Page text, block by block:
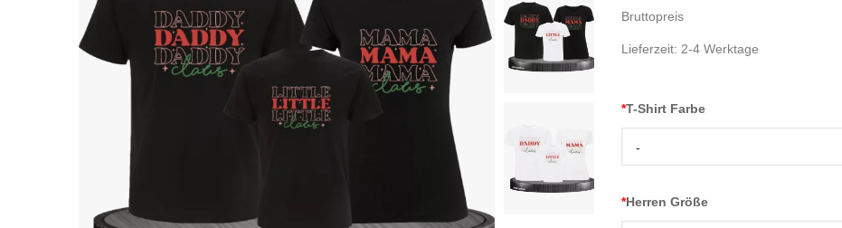
Bruttopreis
Lieferzeit: 2-4 Werktage
*T-Shirt Farbe
-
*Herren Größe